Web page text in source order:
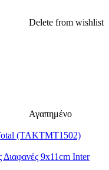
Delete from wishlist
Αγαπημένο
(TAKTMT1502)